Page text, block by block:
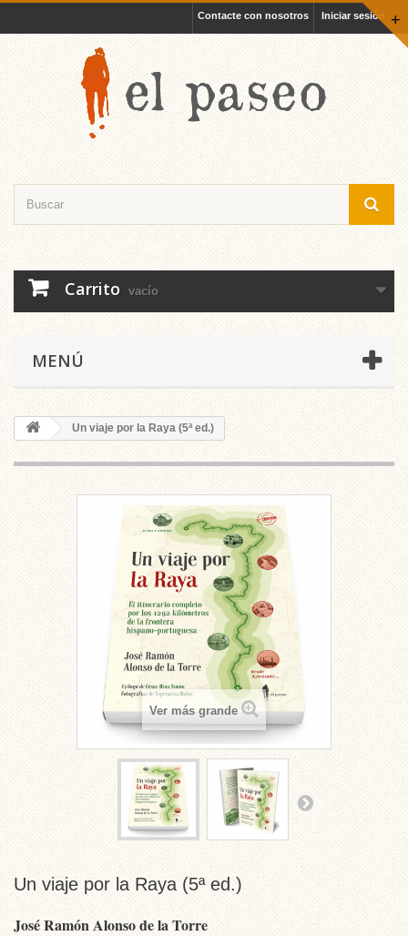
+
Iniciar sesión
Contacte con nosotros
Carrito vacío
MENÚ
Un viaje por la Raya (5ª ed.)
Ver más grande
Un viaje por la Raya (5ª ed.)
José Ramón Alonso de la Torre